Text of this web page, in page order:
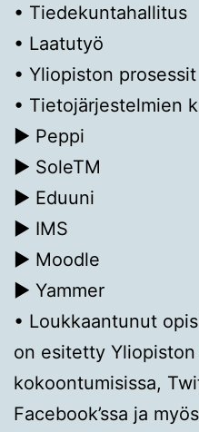
• Tiedekuntahallitus
• Laatutyö
• Yliopiston prosessit
• Tietojärjestelmien
▶ Peppi
▶ SoleTM
▶ Eduuni
▶ IMS
▶ Moodle
▶ Yammer
• Loukkaantunut
on esitetty Yliopiston
kokoontumisissa,
Facebook’ssa ja